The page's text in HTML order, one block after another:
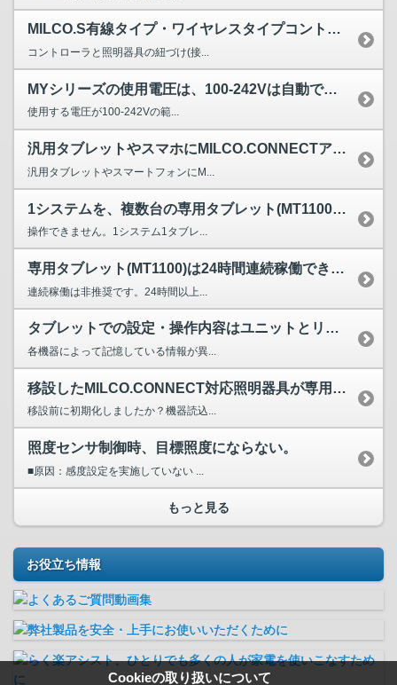
Cookieの取り扱いについて
MILCO.S有線タイプ・ワイヤレスタイプコントローラ及び...
コントローラと照明器具の紐づけ(接...
MYシリーズの使用電圧は、100-242Vは自動で認識しますか?
使用する電圧が100-242Vの範...
汎用タブレットやスマホにMILCO.CONNECTアプリを...
汎用タブレットやスマートフォンにM...
1システムを、複数台の専用タブレット(MT1100)で操作...
操作できません。1システム1タブレ...
専用タブレット(MT1100)は24時間連続稼働できますか？
連続稼働は非推奨です。24時間以上...
タブレットでの設定・操作内容はユニットとリモコンのどちらで...
各機器によって記憶している情報が異...
移設したMILCO.CONNECT対応照明器具が専用タブレ...
移設前に初期化しましたか？機器読込...
照度センサ制御時、目標照度にならない。
■原因：感度設定を実施していない ...
もっと見る
お役立ち情報